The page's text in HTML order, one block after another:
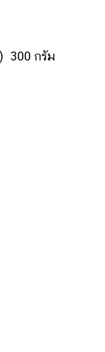
300 กรัม